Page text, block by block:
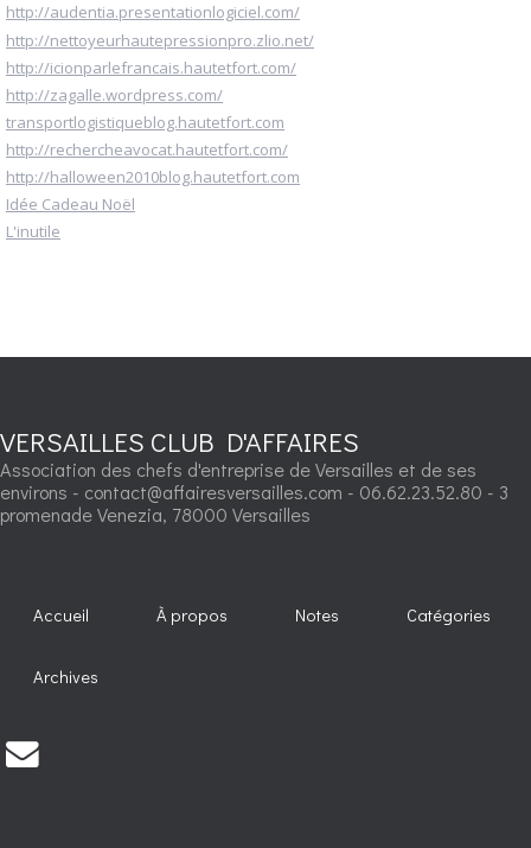
http://audentia.presentationlogiciel.com/
http://nettoyeurhautepressionpro.zlio.net/
http://icionparlefrancais.hautetfort.com/
http://zagalle.wordpress.com/
transportlogistiqueblog.hautetfort.com
http://rechercheavocat.hautetfort.com/
http://halloween2010blog.hautetfort.com
Idée Cadeau Noël
L'inutile
VERSAILLES CLUB D'AFFAIRES
Association des chefs d'entreprise de Versailles et de ses
environs - contact@affairesversailles.com - 06.62.23.52.80 - 3
promenade Venezia, 78000 Versailles
Accueil À propos Notes Catégories
Archives